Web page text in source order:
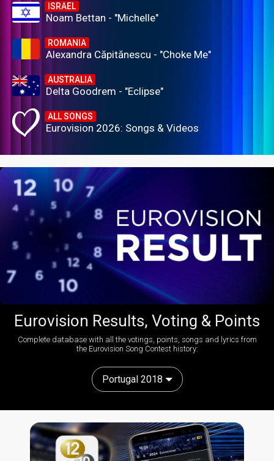
ISRAEL
Noam Bettan - "Michelle"
ROMANIA
Alexandra Căpitănescu - "Choke Me"
AUSTRALIA
Delta Goodrem - "Eclipse"
ALL SONGS
Eurovision 2026: Songs & Videos
Eurovision Results, Voting & Points
Complete database with all the votings, points, songs and lyrics from
the Eurovision Song Contest history:
Portugal 2018